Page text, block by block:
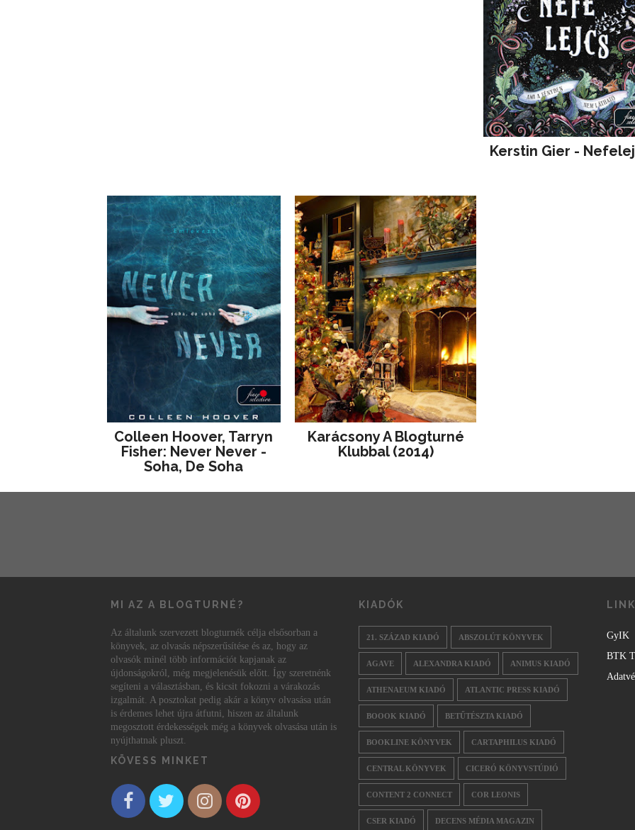
Kerstin Gier -
Colleen Hoover, Tarryn
Fisher: Never Never -
Soha, De Soha
Karácsony A Blogturné
Klubbal (2014)
MI AZ A BLOGTURNÉ?
Az általunk szervezett blogturnék célja elsősorban a
könyvek, az olvasás népszerűsítése és az, hogy az
olvasók minél több információt kapjanak az
újdonságokról, még megjelenésük előtt. Így szeretnénk
segíteni a választásban, és kicsit fokozni a várakozás
izgalmát. A posztokat pedig akár a könyv olvasása után
is érdemes lehet újra átfutni, hiszen az általunk
megosztott érdekességek még a könyvek olvasása után is
nyújthatnak pluszt.
KÖVESS MINKET
KIADÓK
21. SZÁZAD KIADÓ ABSZOLÚT KÖNYVEK
AGAVE ALEXANDRA KIADÓ ANIMUS KIADÓ
ATHENAEUM KIADÓ ATLANTIC PRESS KIADÓ
BOOOK KIADÓ BETŰTÉSZTA KIADÓ
BOOKLINE KÖNYVEK CARTAPHILUS KIADÓ
CENTRAL KÖNYVEK CICERÓ KÖNYVSTÚDIÓ
CONTENT 2 CONNECT COR LEONIS
CSER KIADÓ DECENS MÉDIA MAGAZIN
GyIK
BTK